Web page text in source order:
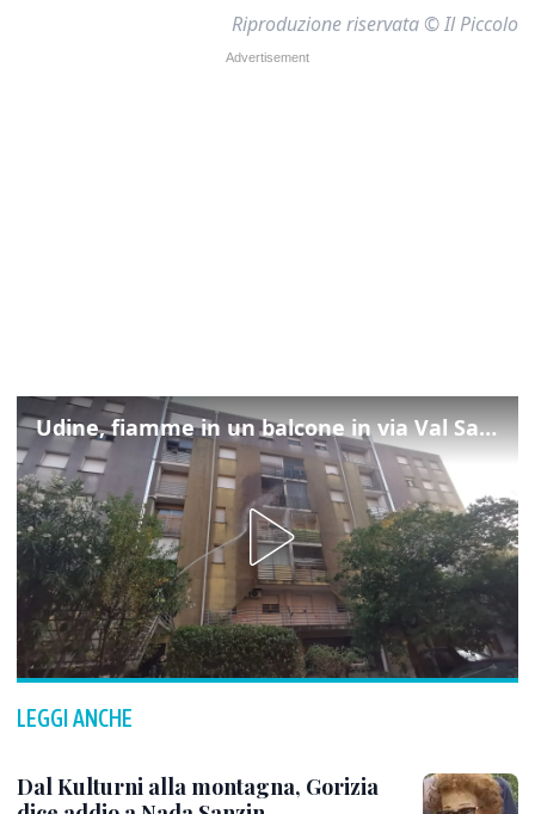
Riproduzione riservata © Il Piccolo
Udine, fiamme in un balcone in via Val Saisera: intervengono i pompieri
LEGGI ANCHE
Dal Kulturni alla montagna, Gorizia